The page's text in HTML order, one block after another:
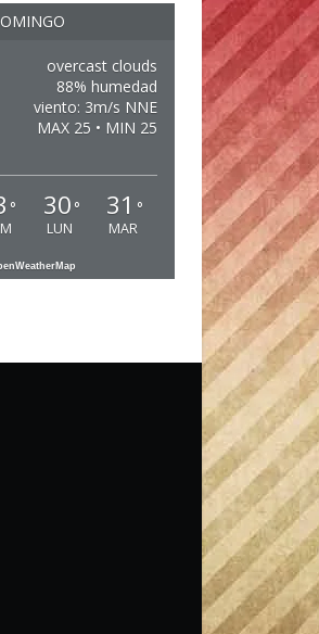
overcast clouds
88% humedad
viento: 3m/s NNE
MAX 25 • MIN 25
° 30 °
LUN
31 °
MAR